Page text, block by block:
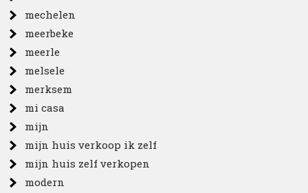
mechelen
meerbeke
meerle
melsele
merksem
mi casa
mijn
mijn huis verkoop ik zelf
mijn huis zelf verkopen
modern